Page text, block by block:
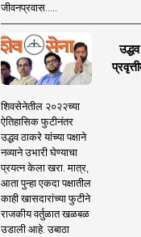
जीवनप्रवास.....
शिवसेनेतील २०२२च्या
ऐतिहासिक फुटीनंतर
उद्धव ठाकरे यांच्या पक्षाने
नव्याने उभारी घेण्याचा
प्रयत्न केला खरा. मात्र,
आता पुन्हा एकदा पक्षातील
काही खासदारांच्या फुटीने
राजकीय वर्तुळात खळबळ
उडाली आहे. उबाठा